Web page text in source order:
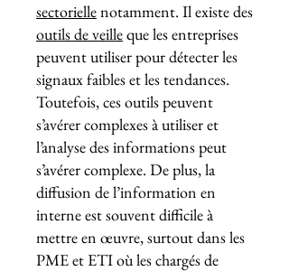
sectoriellenotamment. Il existe des
outils de veilleque les entreprises
peuvent utiliser pour détecter les
signaux faibles et les tendances.
Toutefois, ces outils peuvent
s’avérer complexes à utiliser et
l’analyse des informations peut
s’avérer complexe. De plus, la
diffusion de l’information en
interne est souvent difficile à
mettre en œuvre, surtout dans les
PME et ETI où les chargés de